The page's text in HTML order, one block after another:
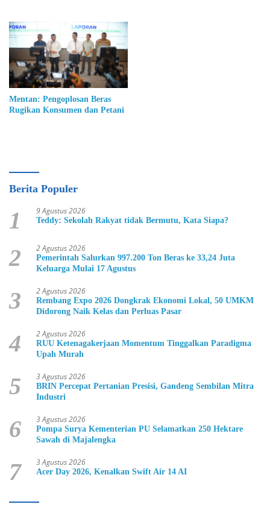
Mentan: Pengoplosan Beras
Rugikan Konsumen dan Petani
Berita Populer
1 9 Agustus 2026
Teddy: Sekolah Rakyat tidak Bermutu, Kata Siapa?
2 2 Agustus 2026
Pemerintah Salurkan 997.200 Ton Beras ke 33,24 Juta
Keluarga Mulai 17 Agustus
3 2 Agustus 2026
Rembang Expo 2026 Dongkrak Ekonomi Lokal, 50 UMKM
Didorong Naik Kelas dan Perluas Pasar
4 2 Agustus 2026
RUU Ketenagakerjaan Momentum Tinggalkan Paradigma
Upah Murah
5 3 Agustus 2026
BRIN Percepat Pertanian Presisi, Gandeng Sembilan Mitra
Industri
6 3 Agustus 2026
Pompa Surya Kementerian PU Selamatkan 250 Hektare
Sawah di Majalengka
7 3 Agustus 2026
Acer Day 2026, Kenalkan Swift Air 14 AI